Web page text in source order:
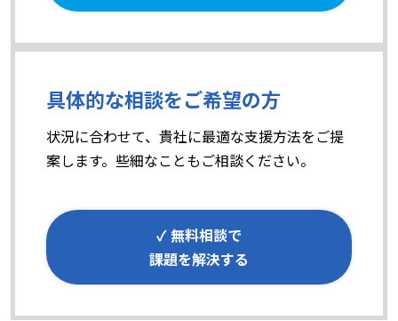
具体的な相談をご希望の方
状況に合わせて、貴社に最適な支援方法をご提
案します。些細なこともご相談ください。
✓ 無料相談で
課題を解決する